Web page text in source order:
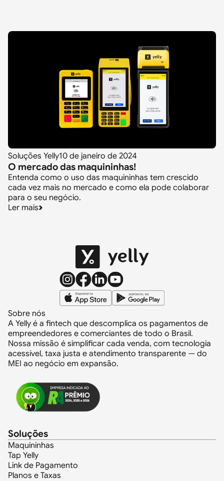
Soluções Yelly10 de janeiro de 2024
O mercado das maquininhas!
Entenda como o uso das maquininhas tem crescido
cada vez mais no mercado e como ela pode colaborar
para o seu negócio.
Ler mais
Sobre nós
A Yelly é a fintech que descomplica os pagamentos de
empreendedores e comerciantes de todo o Brasil.
Nossa missão é simplificar cada venda, com tecnologia
acessível, taxa justa e atendimento transparente — do
MEI ao negócio em expansão.
Soluções
Maquininhas
Tap Yelly
Link de Pagamento
Planos e Taxas